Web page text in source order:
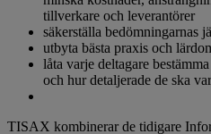
tillverkare och leverantörer
säkerställa bedömningarnas
utbyta bästa praxis och
låta varje deltagare
och hur detaljerade de ska
TISAX kombinerar de tidigare